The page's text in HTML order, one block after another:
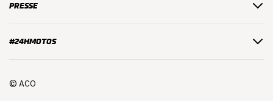
PRESSE
#24HMOTOS
© ACO